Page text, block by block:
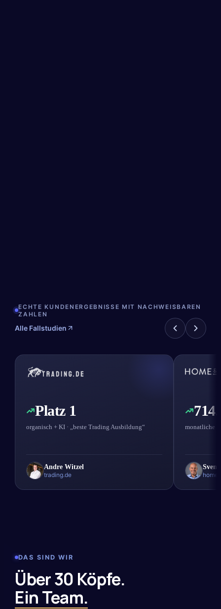
ECHTE KUNDENERGEBNISSE MIT NACHWEISBAREN
ZAHLEN
Alle Fallstudien
Platz 1
organisch + KI · „beste Trading Ausbildung“
Andre Witzel
trading.de
monatliche
Sven
DAS SIND WIR
Über 30 Köpfe.
Ein Team.